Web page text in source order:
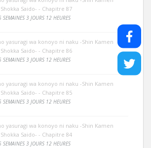
Shokka Saido- - Chapitre 87
SEMAINES 3 JOURS 12 HEURES
yasuragi wa konoyo ni naku -Shin Kamen
Shokka Saido- - Chapitre 86
SEMAINES 3 JOURS 12 HEURES
yasuragi wa konoyo ni naku -Shin Kamen
Shokka Saido- - Chapitre 85
SEMAINES 3 JOURS 12 HEURES
yasuragi wa konoyo ni naku -Shin Kamen
Shokka Saido- - Chapitre 84
SEMAINES 3 JOURS 12 HEURES